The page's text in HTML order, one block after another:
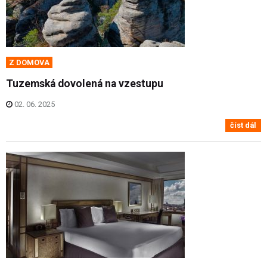
Z DOMOVA
Tuzemská dovolená na vzestupu
02. 06. 2025
číst dál